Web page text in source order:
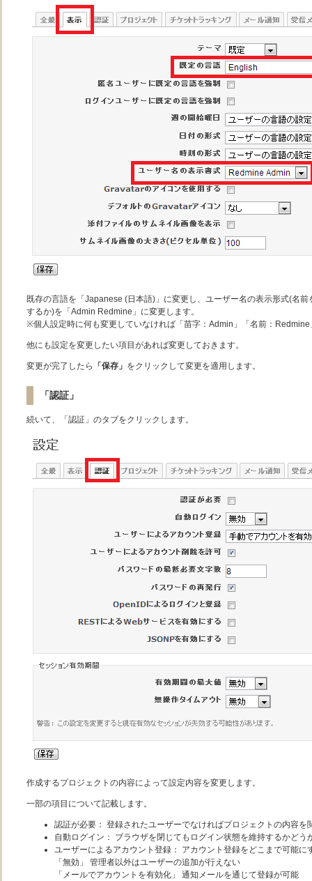
既存の言語を「Japanese (日本語)」に変更し、ユーザー名の表示形式(名
するか)を「Admin Redmine」に変更します。
※個人設定時に何も変更していなければ「苗字：Admin」「名前：
他にも設定を変更したい項目があれば変更しておきます。
変更が完了したら 「保存」 をクリックして変更を適用します。
「認証」
続いて、「認証」のタブをクリックします。
作成するプロジェクトの内容によって設定内容を変更します。
一部の項目について記載します。
認証が必要： 登録されたユーザーでなければプロジェクトの内容を
自動ログイン： ブラウザを閉じてもログイン状態を維持するかどう
ユーザーによるアカウント登録： アカウント登録をどこまで可能に
「無効」 管理者以外はユーザーの追加が行えない
「メールでアカウントを有効化」 通知メールを通じて登録が可能